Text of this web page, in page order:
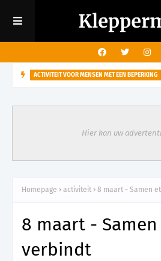
ACTIVITEIT VOOR MENSEN MET EEN BEPERKING
visuele beperking
Hier kan uw
Homepage activiteit 8 maart - Samen
8 maart -
verbindt